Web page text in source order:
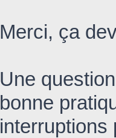
Merci, ça
Une
bonne
interruptions